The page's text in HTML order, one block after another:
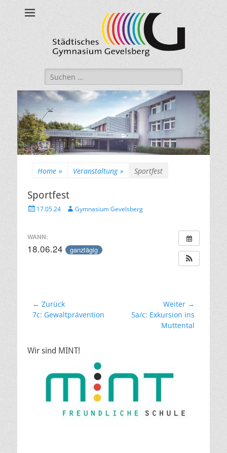
Städtisches
Gymnasium
Gevelsberg
Suche
nach:
Home » Veranstaltung » Sportfest
Sportfest
Veröffentlicht
17.05.24 AutorGymnasium Gevelsberg
WANN:
18.06.24 ganztägig
Beitragsnavigation
← Zurück
Vorheriger
7c: Gewaltprävention
Weiter →
Nächster5a/c: Exkursion ins
Muttental
Wir sind MINT!